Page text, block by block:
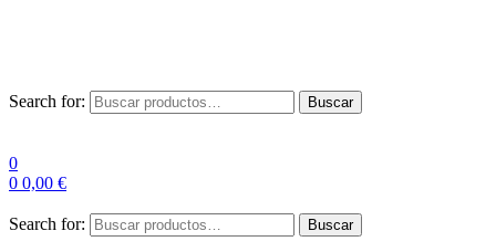
Search for: Buscar
0
0 0,00 €
Search for: Buscar